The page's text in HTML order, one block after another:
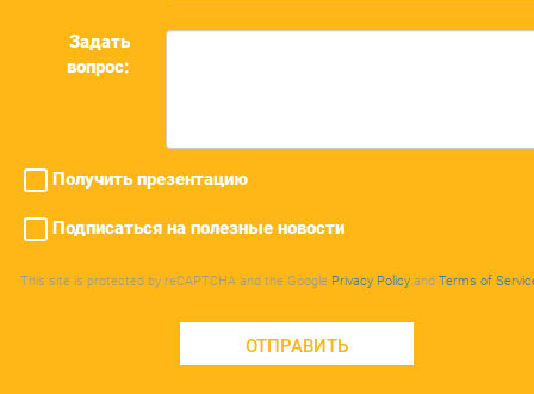
Задать
вопрос:
Получить презентацию
Подписаться на полезные новости
This site is protected by reCAPTCHA and the Google Privacy Policy and Terms of
ОТПРАВИТЬ